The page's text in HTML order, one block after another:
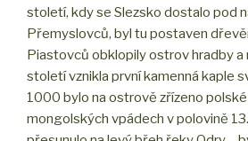
století, kdy se Slezsko dostalo pod
Přemyslovců, byl tu postaven
Piastovců obklopily ostrov hradby a
století vznikla první kamenná kaple
1000 bylo na ostrově zřízeno
mongolských vpádech v polovině